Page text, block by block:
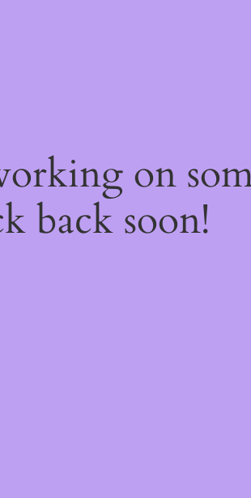
on
back soon!